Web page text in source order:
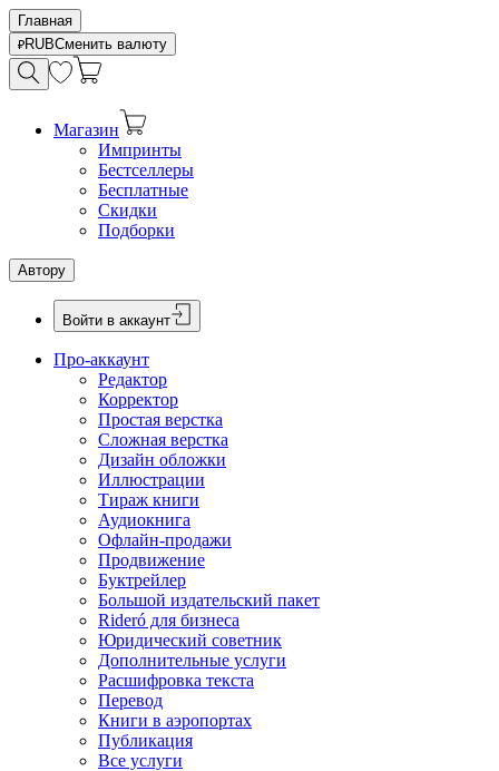
Главная
RUBСменить валюту
Магазин
Импринты
Бестселлеры
Бесплатные
Скидки
Подборки
Автору
Войти в аккаунт
Про-аккаунт
Редактор
Корректор
Простая верстка
Сложная верстка
Дизайн обложки
Иллюстрации
Тираж книги
Аудиокнига
Офлайн-продажи
Продвижение
Буктрейлер
Большой издательский пакет
Rideró для бизнеса
Юридический советник
Дополнительные услуги
Расшифровка текста
Перевод
Книги в аэропортах
Публикация
Все услуги